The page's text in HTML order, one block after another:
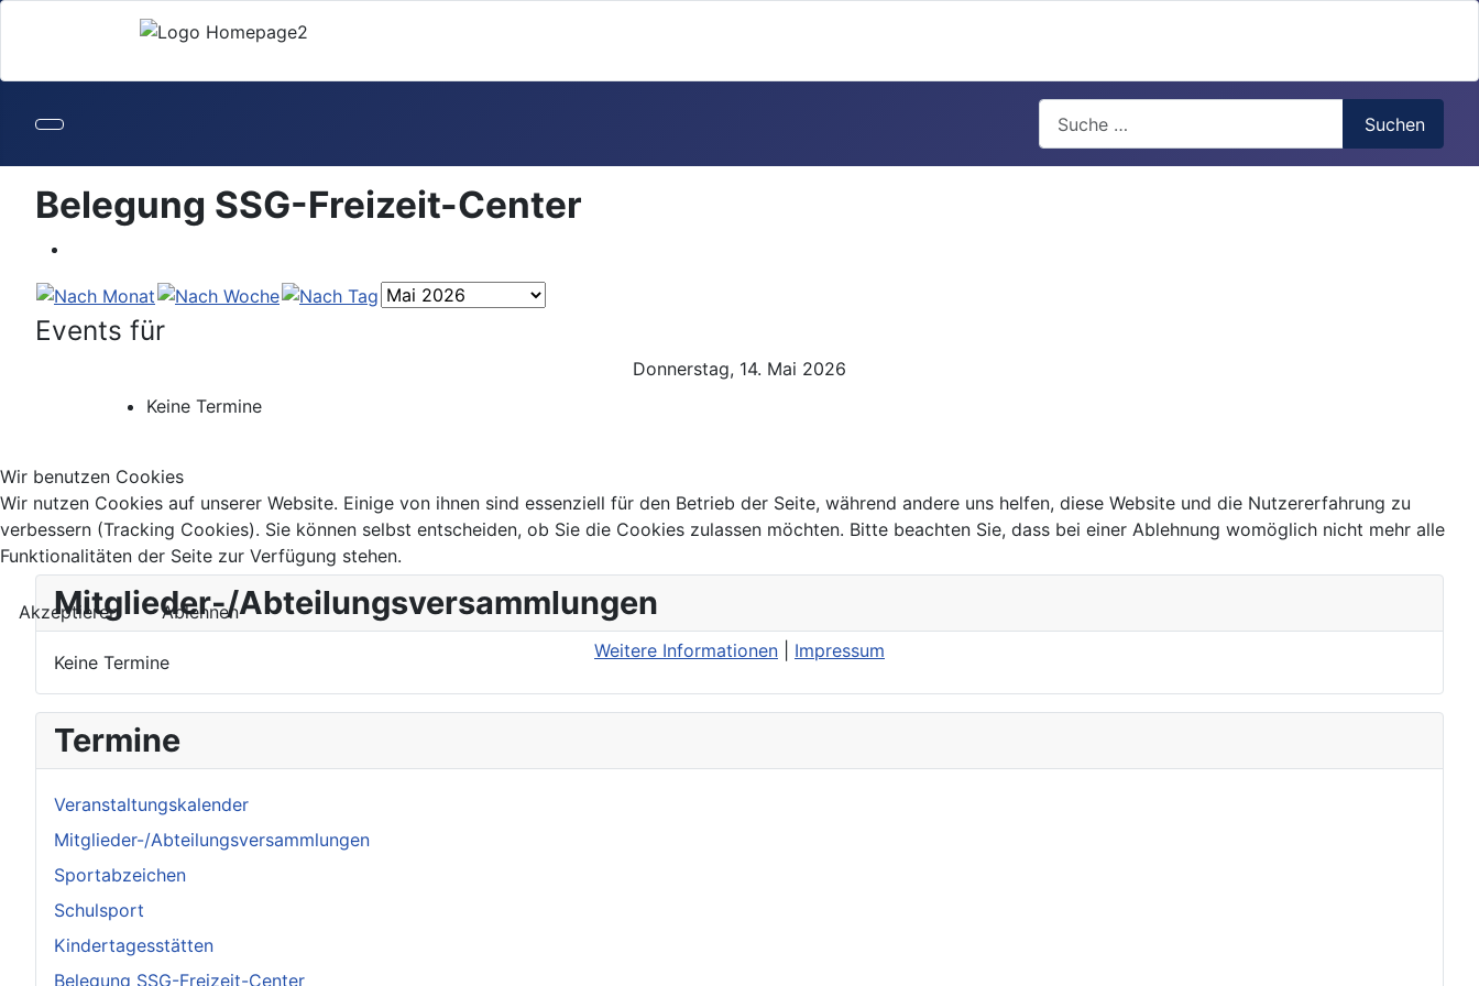
Suchen
Mitglieder-/Abteilungsversammlungen
Keine Termine
Termine
Veranstaltungskalender
Mitglieder-/Abteilungsversammlungen
Sportabzeichen
Schulsport
Kindertagesstätten
Belegung SSG-Freizeit-Center
Belegung SSG-Freizeit-Center
Events für
Donnerstag, 14. Mai 2026
Keine Termine
Wir benutzen Cookies
Wir nutzen Cookies auf unserer Website. Einige von ihnen sind essenziell für den Betrieb der Seite, während andere uns helfen, diese Website und die Nutzererfahrung zu
verbessern (Tracking Cookies). Sie können selbst entscheiden, ob Sie die Cookies zulassen möchten. Bitte beachten Sie, dass bei einer Ablehnung womöglich nicht mehr alle
Funktionalitäten der Seite zur Verfügung stehen.
Akzeptieren
Ablehnen
Weitere Informationen
Impressum